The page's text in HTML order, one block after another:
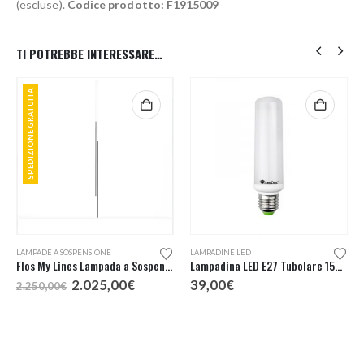
(escluse). Codice prodotto: F1915009
TI POTREBBE INTERESSARE…
SPEDIZIONE GRATUITA
LAMPADE A SOSPENSIONE
Flos My Lines Lampada a Sospensione
2.250,00€ Il
prezzo
2.025,00€Il
LAMPADINE LED
Lampadina LED E27 Tubolare 15W Dimmerabile
39,00€